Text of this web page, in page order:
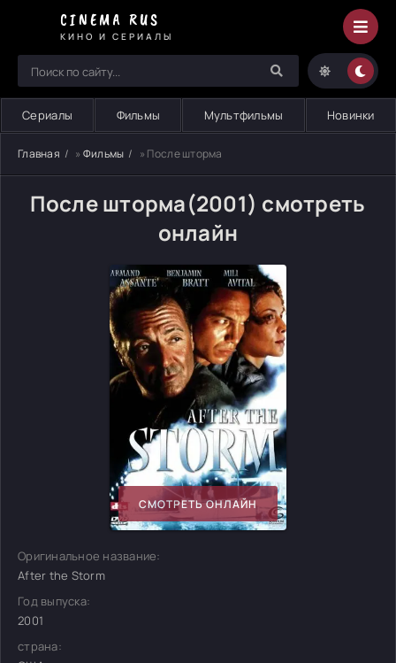
CINEMA RUS
КИНО И СЕРИАЛЫ
Сериалы Фильмы Мультфильмы Новинки
Главная » Фильмы » После шторма
После шторма(2001) смотреть
онлайн
СМОТРЕТЬ ОНЛАЙН
Оригинальное название:
After the Storm
Год выпуска:
2001
страна: